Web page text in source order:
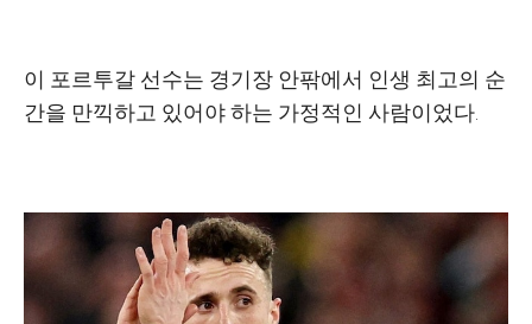
이 포르투갈 선수는 경기장 안팎에서 인생 최고의 순
간을 만끽하고 있어야 하는 가정적인 사람이었다.